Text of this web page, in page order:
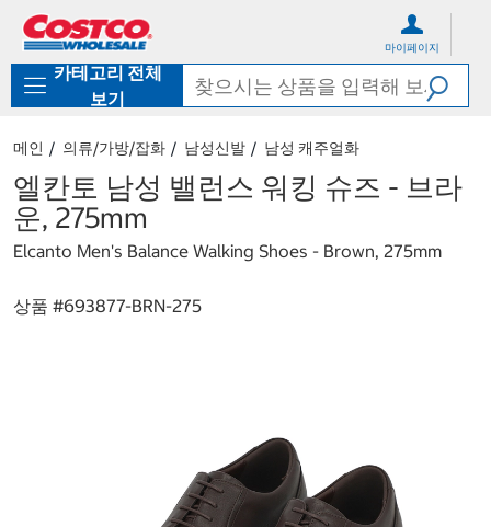
로
기
가
마이페이지
카테고리 전체
보기
메인 의류/가방/잡화 남성신발 남성 캐주얼화
엘칸토 남성 밸런스 워킹 슈즈 - 브라
운, 275mm
Elcanto Men's Balance Walking Shoes - Brown, 275mm
상품 #693877-BRN-275